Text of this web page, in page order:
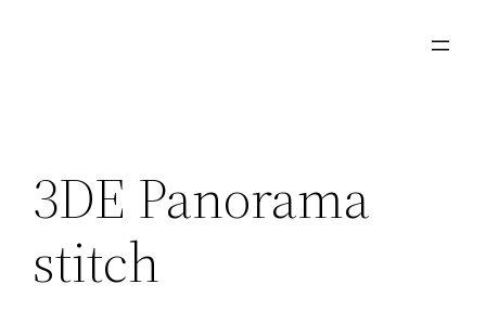
3DE Panorama
stitch